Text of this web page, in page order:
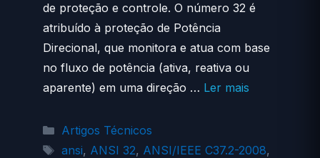
de proteção e controle. O número 32 é
atribuído à proteção de Potência
Direcional, que monitora e atua com base
no fluxo de potência (ativa, reativa ou
aparente) em uma direção … Ler mais
Categorias
Artigos Técnicos
Tags
ansi, ANSI 32, ANSI/IEEE C37.2-2008,